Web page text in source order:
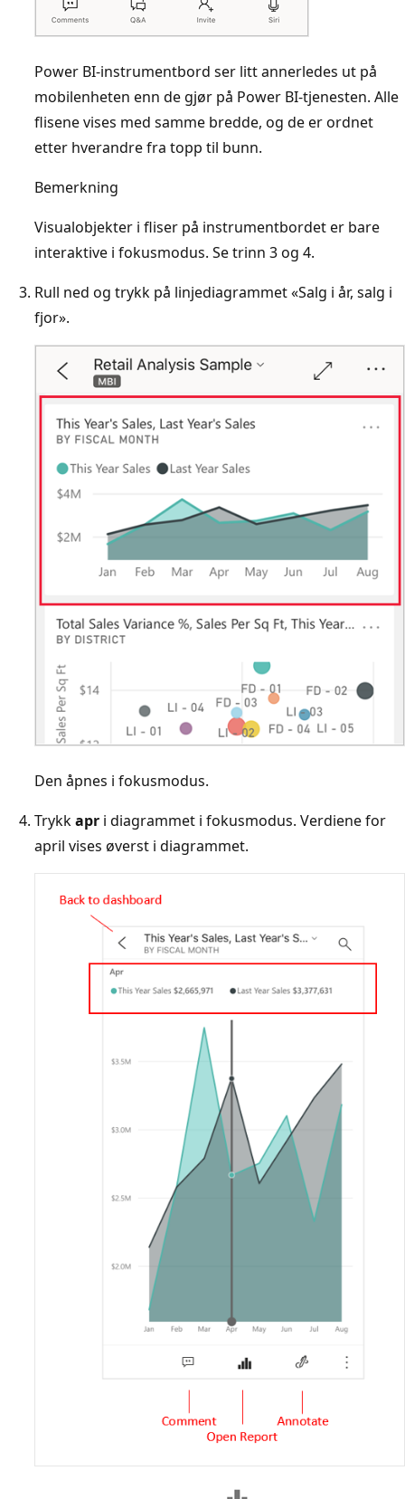
Power BI-instrumentbord ser litt annerledes ut på
mobilenheten enn de gjør på Power BI-tjenesten. Alle
flisene vises med samme bredde, og de er ordnet
etter hverandre fra topp til bunn.
Bemerkning
Visualobjekter i fliser på instrumentbordet er bare
interaktive i fokusmodus. Se trinn 3 og 4.
Rull ned og trykk på linjediagrammet «Salg i år, salg i
fjor».
Den åpnes i fokusmodus.
Trykkapr i diagrammet i fokusmodus. Verdiene for
april vises øverst i diagrammet.